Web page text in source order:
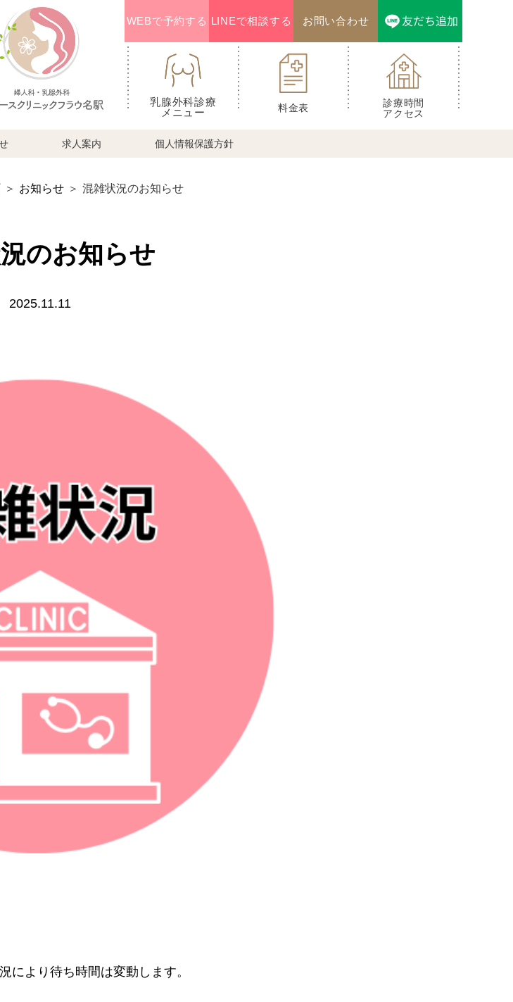
WEBで予約する LINEで相談する お問い合わせ
乳腺外科診療
メニュー
料金表
診療時間
アクセス
求人案内 個人情報保護方針
＞ お知らせ ＞ 混雑状況のお知らせ
のお知らせ
2025.11.11
により待ち時間は変動します。